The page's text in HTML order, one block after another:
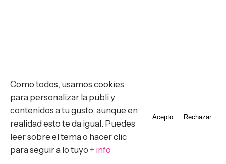
Como todos, usamos cookies
para personalizar la publi y
contenidos a tu gusto, aunque en
realidad esto te da igual. Puedes
leer sobre el tema o hacer clic
para seguir a lo tuyo + info
Acepto Rechazar